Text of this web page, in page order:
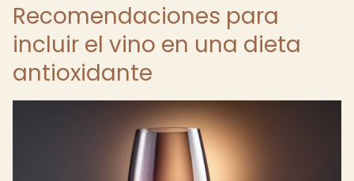
Recomendaciones para
incluir el vino en una dieta
antioxidante